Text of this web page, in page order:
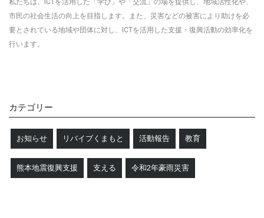
私たちは、ICTを活用した「学び」や「交流」の場を提供し、地域活性化や、
市民の社会生活の向上を目指します。
また、災害などの被害により助けを必
要とされている地域や団体に対し、ICTを活用した支援・復興活動の効率化を
行います。
カテゴリー
お知らせ リバイブくまもと 活動報告 教育
熊本地震復興支援 支える 令和2年豪雨災害